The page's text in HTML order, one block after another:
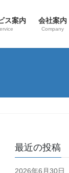
ス案内 会社案内
Company
最近の投稿
2026年6月30日